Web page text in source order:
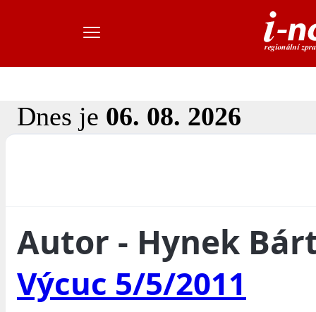
Dnes je 06. 08. 2026
Autor - Hynek
Výcuc 5/5/2011